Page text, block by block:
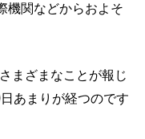
機関などからおよそ
まざまなことが報じ
あまりが経つのです